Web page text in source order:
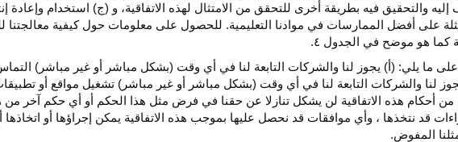
إليه والتحقيق فيه بطريقة أخرى للتحقق من الامتثال لهذه الاتفاقية، و (ج) استخدام
على أفضل الممارسات في موادنا التعليمية. للحصول على معلومات حول كيفية
كما هو موضح في الجدول ٤.
على ما يلي: (أ) يجوز لنا والشركات التابعة لنا في أي وقت (بشكل مباشر أو غير مباشر)
يجوز لنا والشركات التابعة لنا في أي وقت (بشكل مباشر أو غير مباشر) تشغيل مواقع أو
أحكام هذه الاتفاقية لن يشكل تنازلا عن حقنا في فرض مثل هذا الحكم أو أي حكم آخر من
قد نتخذها ، وأي موافقات قد نحصل عليها بموجب هذه الاتفاقية يمكن إجراؤها أو اتخاذها
المفوض.